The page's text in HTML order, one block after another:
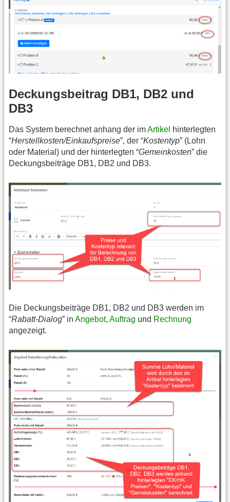
Deckungsbeitrag DB1, DB2 und
DB3
Das System berechnet anhang der imArtikel hinterlegten
“Herstellkosten/Einkaufspreise”, der “Kostentyp” (Lohn
oder Material) und der hinterlegten “Gemeinkosten” die
Deckungsbeiträge DB1, DB2 und DB3.
Die Deckungsbeiträge DB1, DB2 und DB3 werden im
“Rabatt-Dialog” in Angebot, Auftrag und Rechnung
angezeigt.